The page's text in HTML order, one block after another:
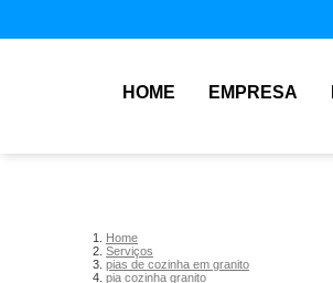
HOME EMPRESA
Home
Serviços
pias de cozinha em granito
pia cozinha granito